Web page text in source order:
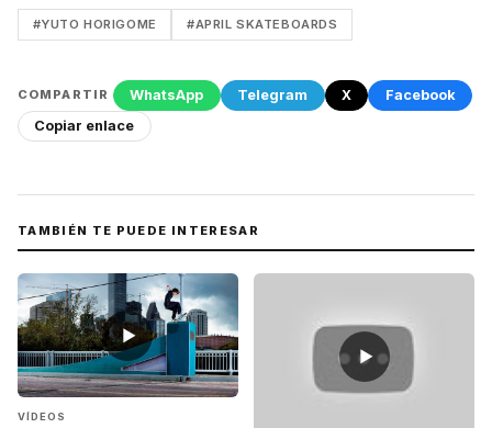
#YUTO HORIGOME #APRIL SKATEBOARDS
COMPARTIR WhatsApp Telegram X
Facebook
Copiar enlace
TAMBIÉN TE PUEDE INTERESAR
▶
VÍDEOS
▶